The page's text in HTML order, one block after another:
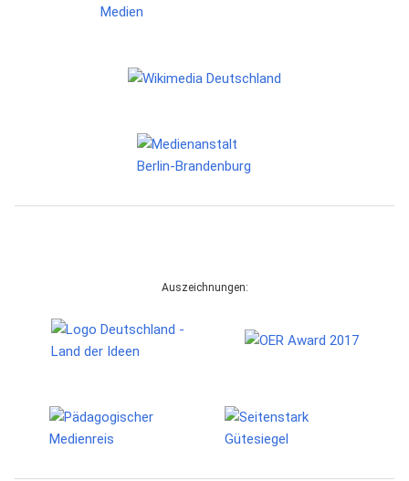
Auszeichnungen: